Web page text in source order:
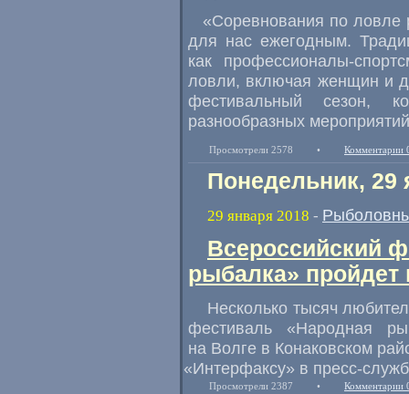
«Соревнования по ловле
для нас ежегодным.
как профессионалы-
ловли, включая женщин и
фестивальный сезон,
разнообразных
Просмотрели 2578 • Комментарии
Понедельник, 29
29 января 2018 -
Всероссийский
рыбалка» пройдет
Несколько тысяч
фестиваль
«Народная
на Волге в Конаковском
«Интерфаксу» в пресс-
Просмотрели 2387 • Комментарии